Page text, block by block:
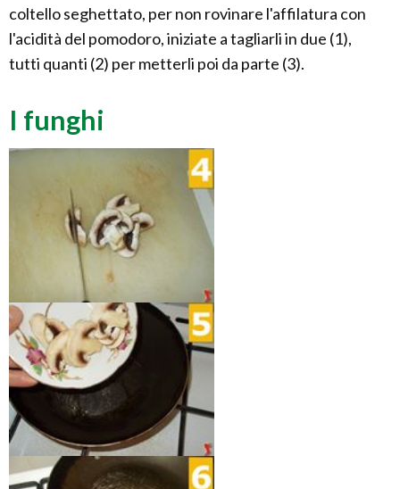
coltello seghettato, per non rovinare l'affilatura con
l'acidità del pomodoro, iniziate a tagliarli in due (1),
tutti quanti (2) per metterli poi da parte (3).
I funghi